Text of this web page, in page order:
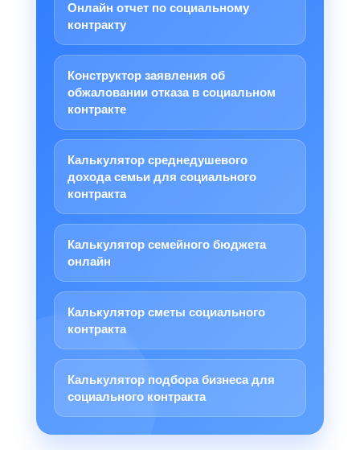
Онлайн отчет по социальному
контракту
Конструктор заявления об
обжаловании отказа в социальном
контракте
Калькулятор среднедушевого
дохода семьи для социального
контракта
Калькулятор семейного бюджета
онлайн
Калькулятор сметы социального
контракта
Калькулятор подбора бизнеса для
социального контракта